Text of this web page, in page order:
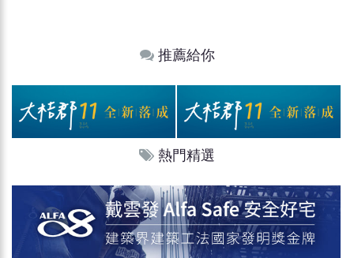
推薦給你
熱門精選